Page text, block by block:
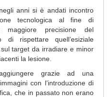
anni si è andati incontro
tecnologica al fine di
maggiore precisione del
di rispettare quell’esiziale
target da irradiare e minor
la lesione.
grazie ad una
con l’introduzione di
che in passato non erano